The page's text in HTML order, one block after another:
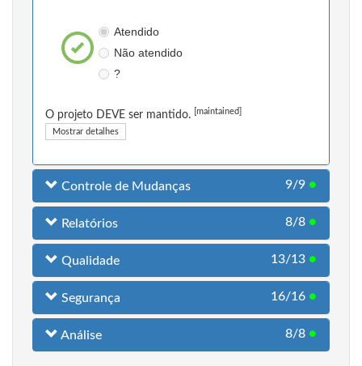
Atendido
Não atendido
?
O projeto DEVE ser mantido. [maintained]
Mostrar detalhes
Controle de Mudanças 9/9 ●
Relatórios 8/8 ●
Qualidade 13/13 ●
Segurança 16/16 ●
Análise 8/8 ●